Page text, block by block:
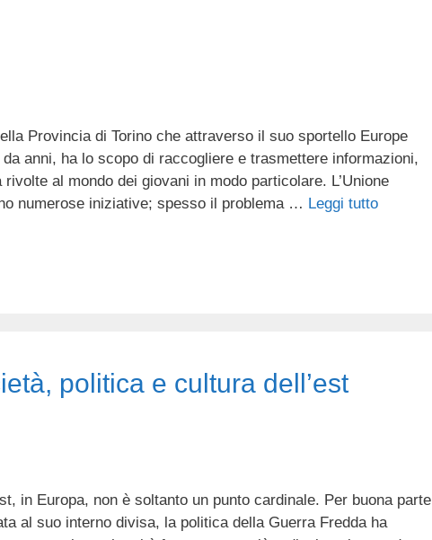
Provincia di Torino che attraverso il suo sportello Europe
anni, ha lo scopo di raccogliere e trasmettere informazioni,
al mondo dei giovani in modo particolare. L’Unione
numerose iniziative; spesso il problema … Leggi tutto
politica e cultura dell’est
in Europa, non è soltanto un punto cardinale. Per buona parte
al suo interno divisa, la politica della Guerra Fredda ha